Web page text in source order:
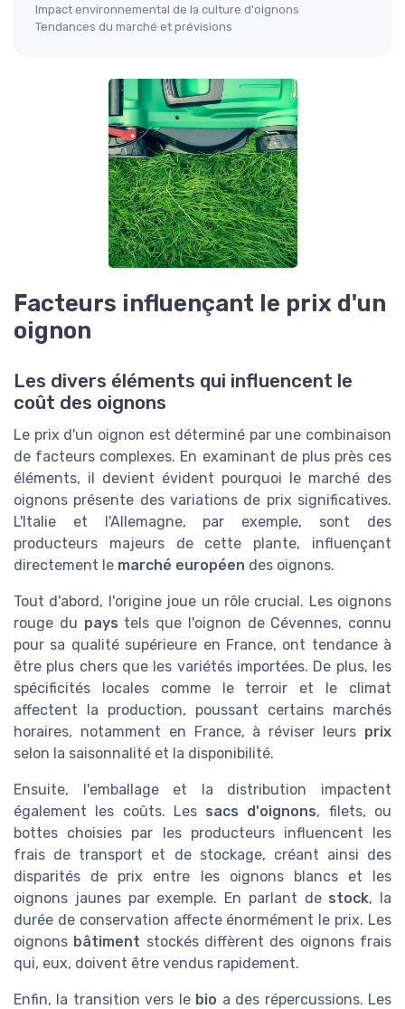
Impact environnemental de la culture d'oignons
Tendances du marché et prévisions
Facteurs influençant le prix d'un
oignon
Les divers éléments qui influencent le
coût des oignons
Le prix d'un oignon est déterminé par une combinaison
de facteurs complexes. En examinant de plus près ces
éléments, il devient évident pourquoi le marché des
oignons présente des variations de prix significatives.
L'Italie et l'Allemagne, par exemple, sont des
producteurs majeurs de cette plante, influençant
directement le marché européen des oignons.
Tout d'abord, l'origine joue un rôle crucial. Les oignons
rouge du pays tels que l'oignon de Cévennes, connu
pour sa qualité supérieure en France, ont tendance à
être plus chers que les variétés importées. De plus, les
spécificités locales comme le terroir et le climat
affectent la production, poussant certains marchés
horaires, notamment en France, à réviser leurs prix
selon la saisonnalité et la disponibilité.
Ensuite, l'emballage et la distribution impactent
également les coûts. Les sacs d'oignons, filets, ou
bottes choisies par les producteurs influencent les
frais de transport et de stockage, créant ainsi des
disparités de prix entre les oignons blancs et les
oignons jaunes par exemple. En parlant de stock, la
durée de conservation affecte énormément le prix. Les
oignons bâtiment stockés diffèrent des oignons frais
qui, eux, doivent être vendus rapidement.
Enfin, la transition vers le bio a des répercussions. Les